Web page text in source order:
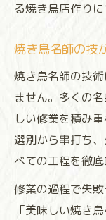
る焼き鳥店作り
焼き鳥名師の技
焼き鳥名師の技
ません。多くの
しい修業を積み
選別から串打ち
べての工程を徹底
修業の過程で失
「美味しい焼き